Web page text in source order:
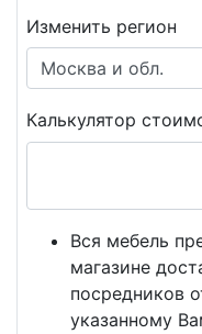
Изменить регион
Калькулятор
Вся мебель
магазине
посредников
указанному